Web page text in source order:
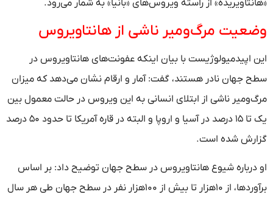
«هانتاویریده» از راسته ویروس‌های «بانیا» به شمار می‌رود.
وضعیت مرگ‌ومیر ناشی از هانتاویروس
این اپیدمیولوژیست با بیان اینکه عفونت‌های هانتاویروس در
سطح جهان نادر هستند، گفت: آمار و ارقام نشان می‌دهد که میزان
مرگ‌ومیر ناشی از ابتلای انسانی به این ویروس در حالت معمول بین
یک تا ۱۵ درصد در آسیا و اروپا و البته در قاره آمریکا تا حدود ۵۰ درصد
گزارش شده است.
او درباره شیوع هانتاویروس در سطح جهان توضیح داد: بر اساس
برآوردها، از ۱۰هزار تا بیش از ۱۰۰هزار نفر در سطح جهان طی هر سال